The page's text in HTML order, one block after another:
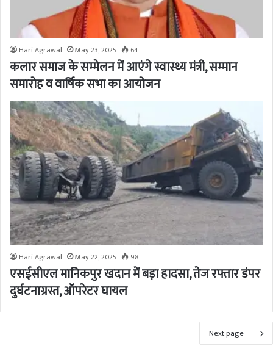
Hari Agrawal May 23, 2025 64
कलार समाज के सम्मेलन में आएंगे स्वास्थ्य मंत्री, सम्मान
समारोह व वार्षिक सभा का आयोजन
Hari Agrawal May 22, 2025 98
एसईसीएल मानिकपुर खदान में बड़ा हादसा, तेज रफ्तार डंपर
दुर्घटनाग्रस्त, ऑपरेटर घायल
Next page